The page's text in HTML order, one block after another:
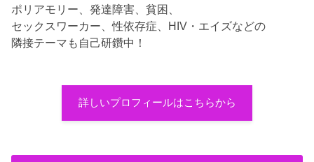
ポリアモリー、発達障害、貧困、
セックスワーカー、性依存症、HIV・エイズなどの
隣接テーマも自己研鑽中！
詳しいプロフィールはこちらから